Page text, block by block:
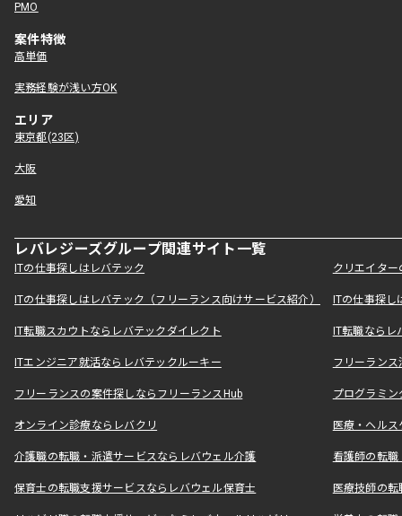
PMO
案件特徴
高単価
実務経験が浅い方OK
エリア
東京都(23区)
大阪
愛知
レバレジーズグループ関連サイト一覧
ITの仕事探しはレバテック クリエイタ
ITの仕事探しはレバテック（フリーランス向けサービス紹介） ITの仕事探
IT転職スカウトならレバテックダイレクト IT転職なら
ITエンジニア就活ならレバテックルーキー フリーラン
フリーランスの案件探しならフリーランスHub プログラミ
オンライン診療ならレバクリ 医療・ヘル
介護職の転職・派遣サービスならレバウェル介護 看護師の転
保育士の転職支援サービスならレバウェル保育士 医療技師の